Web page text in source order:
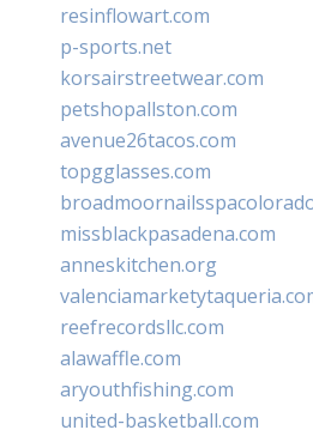
resinflowart.com
p-sports.net
korsairstreetwear.com
petshopallston.com
avenue26tacos.com
topgglasses.com
missblackpasadena.com
anneskitchen.org
reefrecordsllc.com
alawaffle.com
aryouthfishing.com
united-basketball.com